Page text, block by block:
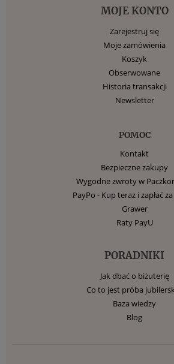
MOJE KONTO
Zarejestruj się
Moje zamówienia
Koszyk
Obserwowane
Historia transakcji
Newsletter
POMOC
Kontakt
Bezpieczne zakupy
Wygodne zwroty w
PayPo - Kup teraz i zapłać
Grawer
Raty PayU
PORADNIKI
Jak dbać o biżuterię
Co to jest próba
Baza wiedzy
Blog